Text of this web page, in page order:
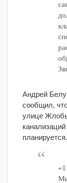
Андрей
сообщил,
улице
планируется.